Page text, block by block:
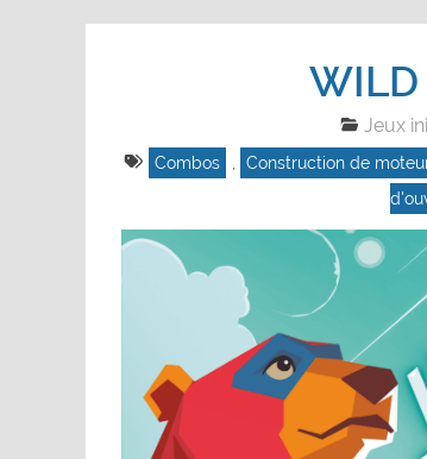
WILD
Jeux
Combos Construction de